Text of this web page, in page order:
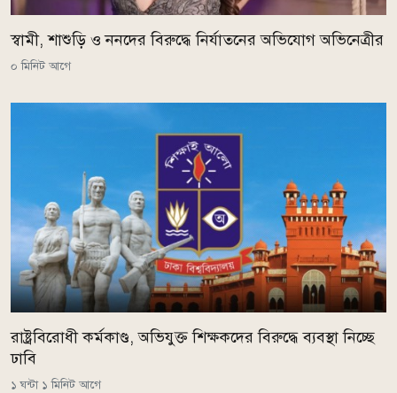
স্বামী, শাশুড়ি ও ননদের বিরুদ্ধে নির্যাতনের অভিযোগ অভিনেত্রীর
০ মিনিট আগে
রাষ্ট্রবিরোধী কর্মকাণ্ড, অভিযুক্ত শিক্ষকদের বিরুদ্ধে ব্যবস্থা নিচ্ছে
ঢাবি
১ ঘন্টা ১ মিনিট আগে